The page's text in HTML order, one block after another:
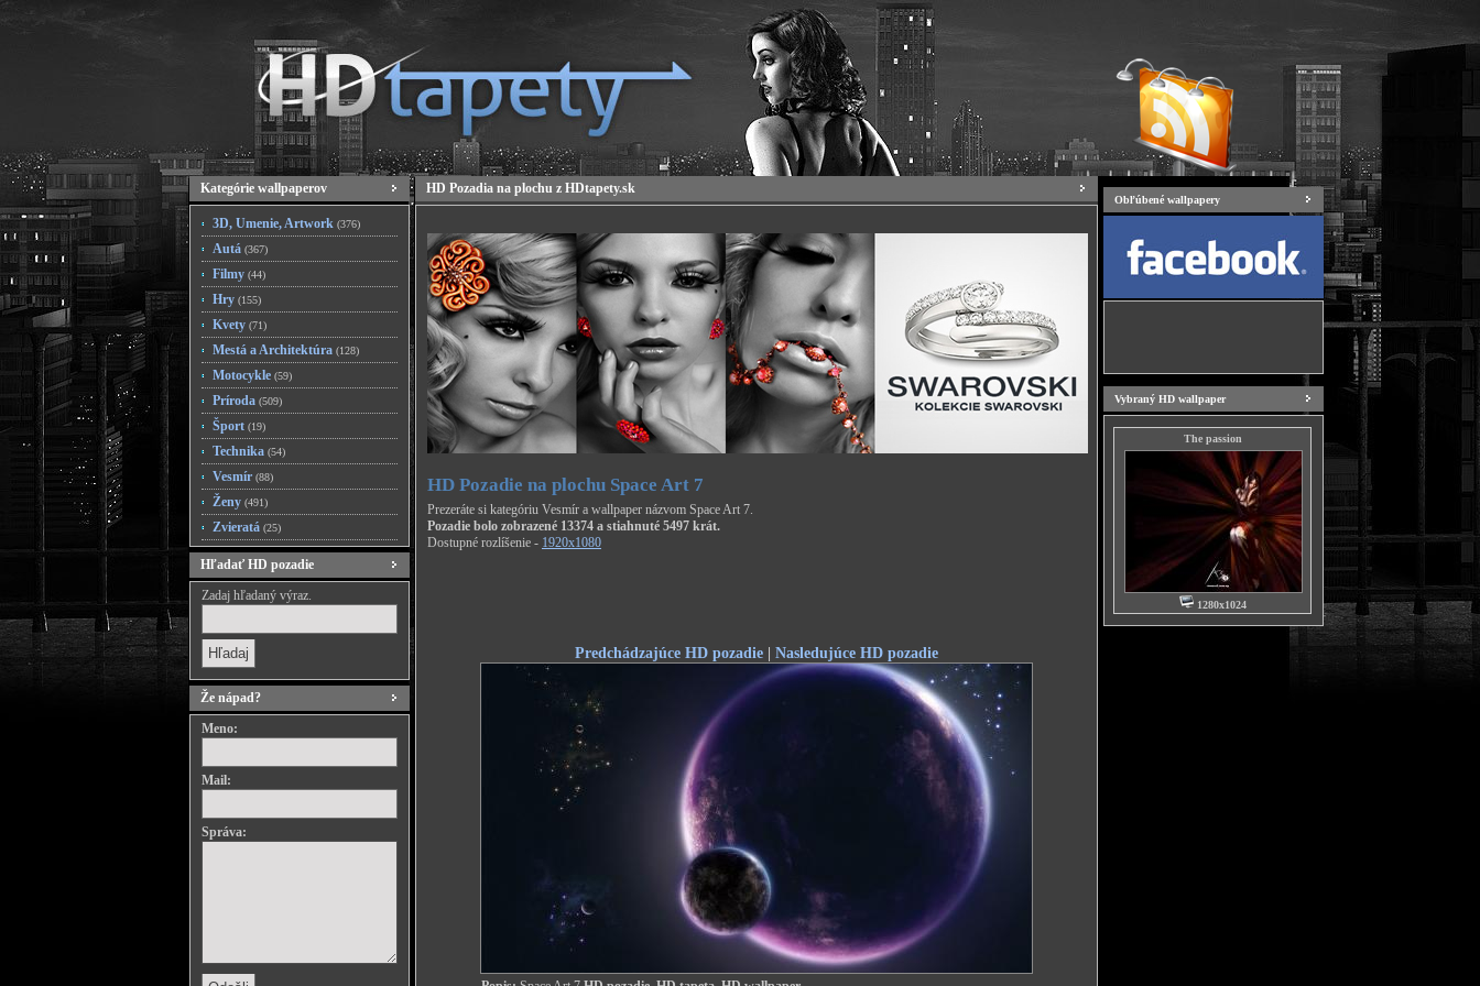
Kategórie wallpaperov
3D, Umenie, Artwork (376)
Autá (367)
Filmy (44)
Hry (155)
Kvety (71)
Mestá a Architektúra (128)
Motocykle (59)
Príroda (509)
Šport (19)
Technika (54)
Vesmír (88)
Ženy (491)
Zvieratá (25)
Hľadať HD pozadie
Zadaj hľadaný výraz.
Že nápad?
Meno:
Mail:
Správa:
HD Pozadia na plochu z HDtapety.sk
HD Pozadie na plochu Space Art 7
Prezeráte si kategóriu Vesmír a wallpaper názvom Space Art 7.
Pozadie bolo zobrazené 13374 a stiahnuté 5497 krát.
Dostupné rozlíšenie - 1920x1080
Predchádzajúce HD pozadie | Nasledujúce HD pozadie
Obľúbené wallpapery
Vybraný HD wallpaper
The passion
1280x1024